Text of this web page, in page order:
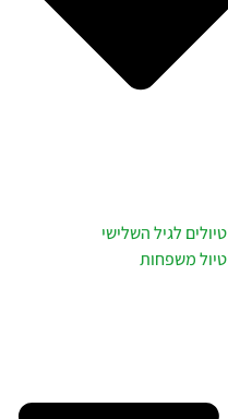
טיולים לגיל השלישי
טיול משפחות